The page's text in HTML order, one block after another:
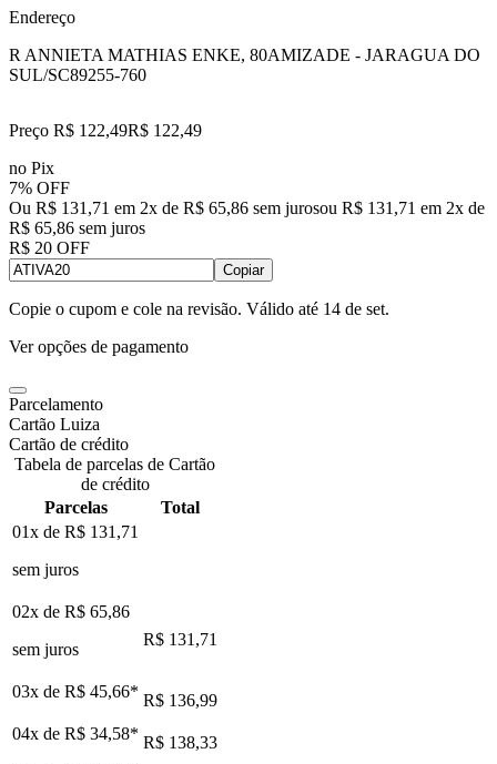
Endereço
R ANNIETA MATHIAS ENKE, 80AMIZADE - JARAGUA DO
SUL/SC89255-760
Preço R$ 122,49R$ 122,49
no Pix
7% OFF
Ou R$ 131,71 em 2x de R$ 65,86 sem jurosou R$ 131,71 em 2x de
R$ 65,86 sem juros
R$ 20 OFF
Copiar
Copie o cupom e cole na revisão. Válido até 14 de set.
Ver opções de pagamento
Parcelamento
Cartão Luiza
Cartão de crédito
Tabela de parcelas de Cartão
de crédito
Parcelas
Total
01x de R$ 131,71
sem juros
02x de R$ 65,86
sem juros
R$ 131,71
03x de R$ 45,66* R$ 136,99
04x de R$ 34,58* R$ 138,33